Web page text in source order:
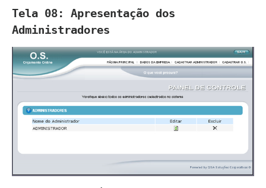
Tela 08: Apresentação dos
Administradores